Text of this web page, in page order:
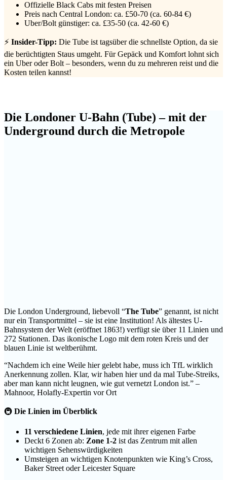
Offizielle Black Cabs mit festen Preisen
Preis nach Central London: ca. £50-70 (ca. 60-84 €)
Uber/Bolt günstiger: ca. £35-50 (ca. 42-60 €)
⚡ Insider-Tipp: Die Tube ist tagsüber die schnellste Option, da sie
die berüchtigten Staus umgeht. Für Gepäck und Komfort lohnt sich
ein Uber oder Bolt – besonders, wenn du zu mehreren reist und die
Kosten teilen kannst!
Die Londoner U-Bahn (Tube) – mit der
Underground durch die Metropole
Die London Underground, liebevoll “The Tube” genannt, ist nicht
nur ein Transportmittel – sie ist eine Institution! Als ältestes U-
Bahnsystem der Welt (eröffnet 1863!) verfügt sie über 11 Linien und
272 Stationen. Das ikonische Logo mit dem roten Kreis und der
blauen Linie ist weltberühmt.
“Nachdem ich eine Weile hier gelebt habe, muss ich TfL wirklich
Anerkennung zollen. Klar, wir haben hier und da mal Tube-Streiks,
aber man kann nicht leugnen, wie gut vernetzt London ist.” –
Mahnoor, Holafly-Expertin vor Ort
🚇 Die Linien im Überblick
11 verschiedene Linien, jede mit ihrer eigenen Farbe
Deckt 6 Zonen ab: Zone 1-2 ist das Zentrum mit allen
wichtigen Sehenswürdigkeiten
Umsteigen an wichtigen Knotenpunkten wie King’s Cross,
Baker Street oder Leicester Square